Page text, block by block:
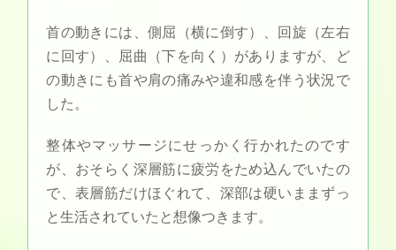
首の動きには、側屈（横に倒す）、回旋（左右
に回す）、屈曲（下を向く）がありますが、ど
の動きにも首や肩の痛みや違和感を伴う状況で
した。
整体やマッサージにせっかく行かれたのです
が、おそらく深層筋に疲労をため込んでいたの
で、表層筋だけほぐれて、深部は硬いままずっ
と生活されていたと想像つきます。